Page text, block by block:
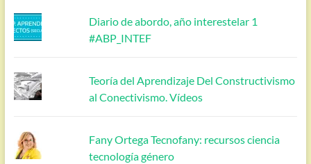
Diario de abordo, año interestelar 1
#ABP_INTEF
Teoría del Aprendizaje Del Constructivismo
al Conectivismo. Vídeos
Fany Ortega Tecnofany: recursos ciencia
tecnología género